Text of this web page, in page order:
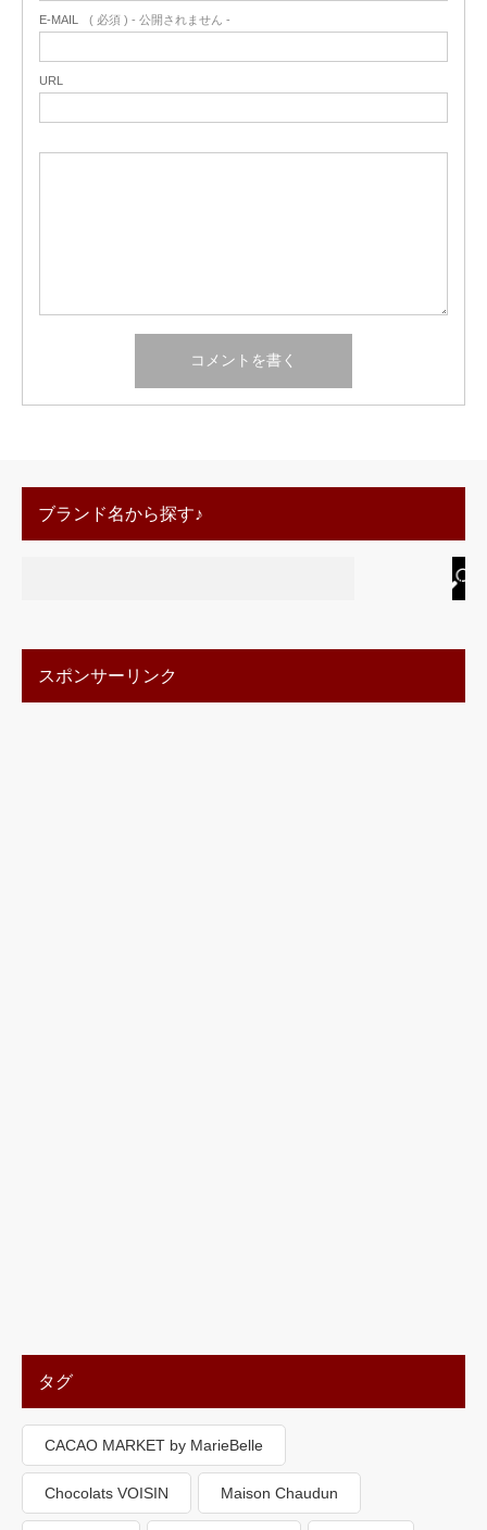
E-MAIL ( 必須 ) - 公開されません -
URL
ブランド名から探す♪
スポンサーリンク
タグ
CACAO MARKET by MarieBelle
Chocolats VOISIN Maison Chaudun